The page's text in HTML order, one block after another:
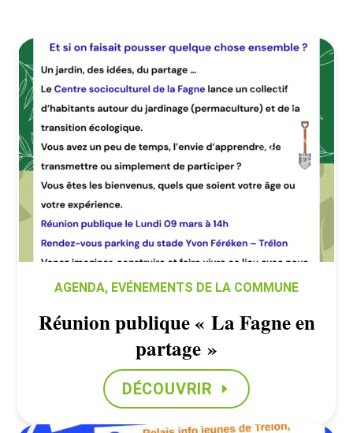
AGENDA, EVÉNEMENTS DE LA COMMUNE
Réunion publique « La Fagne en
partage »
DÉCOUVRIR